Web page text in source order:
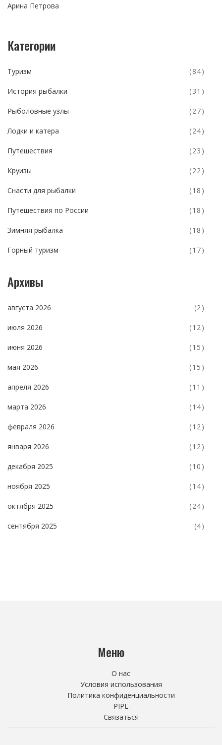
Арина Петрова
Категории
Туризм (84)
История рыбалки (31)
Рыболовные узлы (27)
Лодки и катера (24)
Путешествия (23)
Круизы (22)
Снасти для рыбалки (18)
Путешествия по России (18)
Зимняя рыбалка (18)
Горный туризм (17)
Архивы
августа 2026 (2)
июля 2026 (12)
июня 2026 (15)
мая 2026 (15)
апреля 2026 (11)
марта 2026 (14)
февраля 2026 (12)
января 2026 (12)
декабря 2025 (10)
ноября 2025 (14)
октября 2025 (24)
сентября 2025 (4)
Меню
О нас
Условия использования
Политика конфиденциальности
PIPL
Связаться